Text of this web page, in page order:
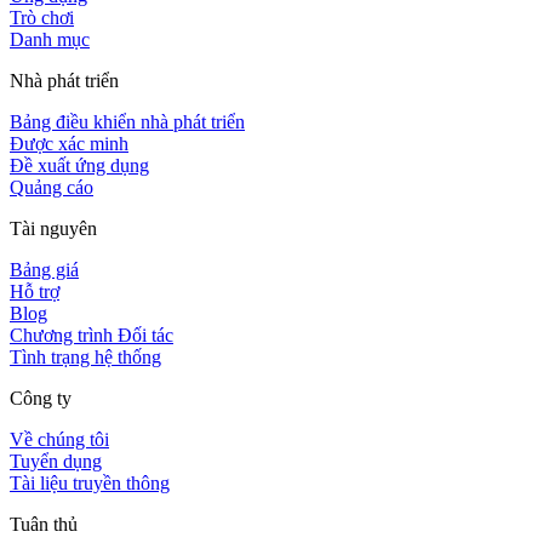
Trò chơi
Danh mục
Nhà phát triển
Bảng điều khiển nhà phát triển
Được xác minh
Đề xuất ứng dụng
Quảng cáo
Tài nguyên
Bảng giá
Hỗ trợ
Blog
Chương trình Đối tác
Tình trạng hệ thống
Công ty
Về chúng tôi
Tuyển dụng
Tài liệu truyền thông
Tuân thủ